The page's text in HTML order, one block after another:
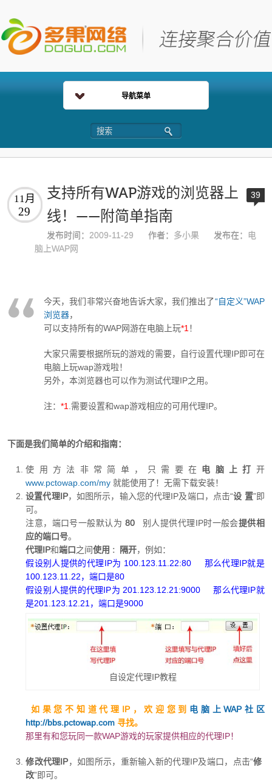
导航菜单
支持所有WAP游戏的浏览器上
线！——附简单指南
11月
29
发布时间： 2009-11-29 作者： 多小果 发布在： 电
脑上WAP网
39
今天，我们非常兴奋地告诉大家，我们推出了“自定义”WAP
浏览器，
可以支持所有的WAP网游在电脑上玩*1 ！
大家只需要根据所玩的游戏的需要，自行设置代理IP即可在
电脑上玩wap游戏啦！
另外，本浏览器也可以作为测试代理IP之用。
注：*1 .需要设置和wap游戏相应的可用代理IP。
下面是我们简单的介绍和指南：
使用方法非常简单，只需要在 电脑上打 开
www.pctowap.com/my 就能使用了！无需下载安装！
设置代理IP，如图所示，输入您的代理IP及端口，点击“设 置”即
可。
注意，端口号一般默认为 80别人提供代理IP时一般会提供相
应的端口号。
代理IP和端口之间使用 : 隔开，例如：
假设别人提供的代理IP为 100.123.11.22:80 那么代理IP就是
100.123.11.22，端口是80
假设别人提供的代理IP为 201.123.12.21:9000 那么代理IP就
是201.123.12.21，端口是9000
自设定代理IP教程
如果您不知道代理IP，欢迎您到 电脑上WAP社区
http://bbs.pctowap.com 寻找。
那里有和您玩同一款WAP游戏的玩家提供相应的代理IP！
修改代理IP，如图所示，重新输入新的代理IP及端口，点击“修
改”即可。